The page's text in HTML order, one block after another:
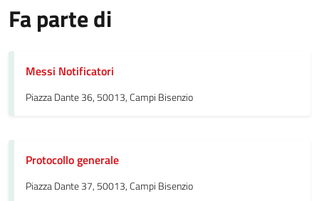
Fa parte di
Messi Notificatori
Piazza Dante 36, 50013, Campi Bisenzio
Protocollo generale
Piazza Dante 37, 50013, Campi Bisenzio